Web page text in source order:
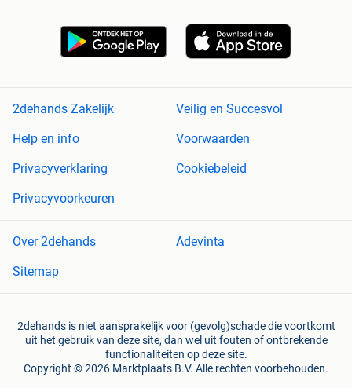
2dehands Zakelijk
Veilig en Succesvol
Help en info
Voorwaarden
Privacyverklaring
Cookiebeleid
Privacyvoorkeuren
Over 2dehands
Adevinta
Sitemap
2dehands is niet aansprakelijk voor (gevolg)schade die voortkomt
uit het gebruik van deze site, dan wel uit fouten of ontbrekende
functionaliteiten op deze site.
Copyright © 2026 Marktplaats B.V. Alle rechten voorbehouden.